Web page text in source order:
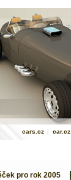
cars.cz | car.cz
pro rok 2005